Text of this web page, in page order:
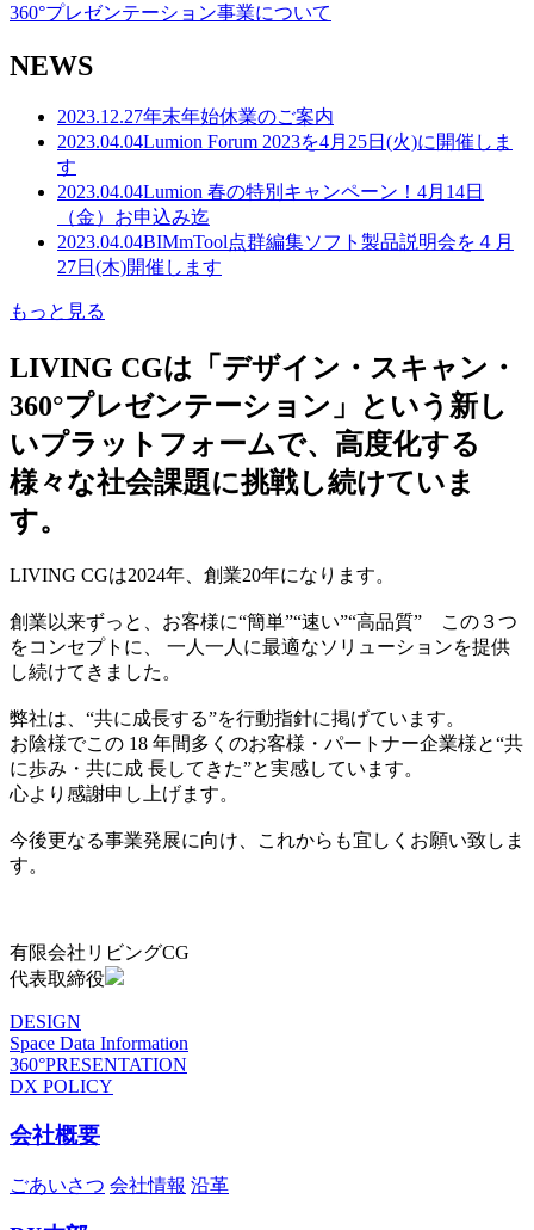
360°プレゼンテーション事業について
NEWS
2023.12.27年末年始休業のご案内
2023.04.04Lumion Forum 2023を4月25日(火)に開催しま
す
2023.04.04Lumion 春の特別キャンペーン！4月14日
（金）お申込み迄
2023.04.04BIMmTool点群編集ソフト製品説明会を４月
27日(木)開催します
もっと見る
LIVING CGは「デザイン・スキャン・
360°プレゼンテーション」という新し
いプラットフォームで、高度化する
様々な社会課題に挑戦し続けていま
す。
LIVING CGは2024年、創業20年になります。
創業以来ずっと、お客様に“簡単”“速い”“高品質” この３つ
をコンセプトに、 一人一人に最適なソリューションを提供
し続けてきました。
弊社は、“共に成長する”を行動指針に掲げています。
お陰様でこの 18 年間多くのお客様・パートナー企業様と“共
に歩み・共に成 長してきた”と実感しています。
心より感謝申し上げます。
今後更なる事業発展に向け、これからも宜しくお願い致しま
す。
有限会社リビングCG
代表取締役
DESIGN
Space Data Information
360°PRESENTATION
DX POLICY
会社概要
ごあいさつ 会社情報 沿革